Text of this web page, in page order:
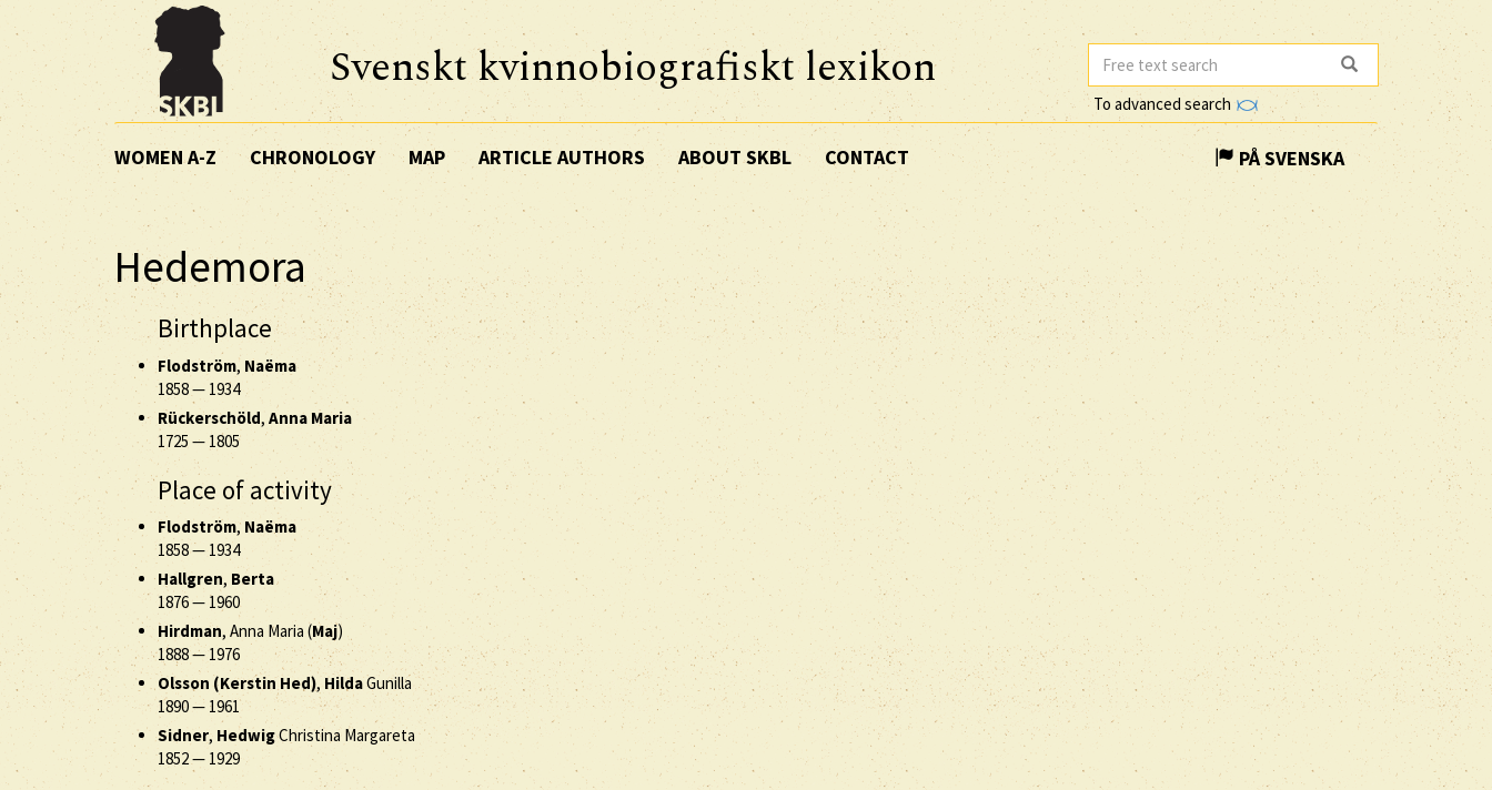
Svenskt kvinnobiografiskt lexikon
To advanced search
WOMEN A-Z CHRONOLOGY MAP ARTICLE AUTHORS ABOUT SKBL CONTACT PÅ SVENSKA
Hedemora
Birthplace
Flodström, Naëma
1858— 1934
Rückerschöld, Anna Maria
1725 — 1805
Place of activity
Flodström, Naëma
1858— 1934
Hallgren, Berta
1876— 1960
Hirdman, Anna Maria (Maj)
1888— 1976
Olsson (Kerstin Hed), HildaGunilla
1890— 1961
Sidner, HedwigChristina Margareta
1852— 1929